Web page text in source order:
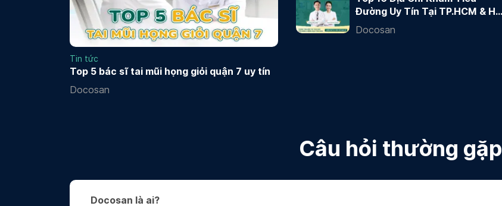
Tin tức
Top 5 bác sĩ tai mũi họng giỏi quận 7 uy tín
Docosan
Đường Uy Tín Tại TP.HCM & Hà
Nội 2026
Docosan
Câu hỏi thường gặp
Docosan là ai?